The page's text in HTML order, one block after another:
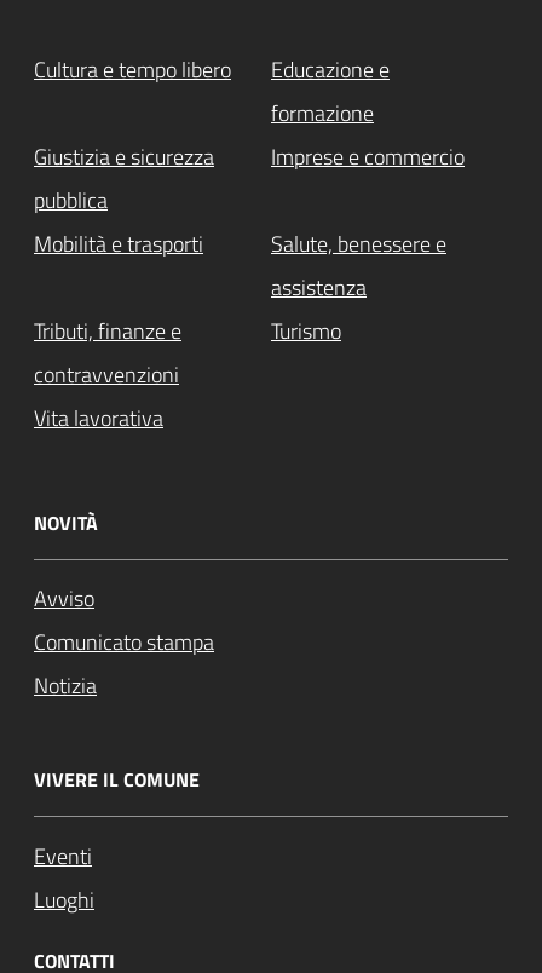
Cultura e tempo libero
Educazione e
formazione
Giustizia e sicurezza
pubblica
Imprese e commercio
Mobilità e trasporti
Salute, benessere e
assistenza
Tributi, finanze e
contravvenzioni
Turismo
Vita lavorativa
NOVITÀ
Avviso
Comunicato stampa
Notizia
VIVERE IL COMUNE
Eventi
Luoghi
CONTATTI